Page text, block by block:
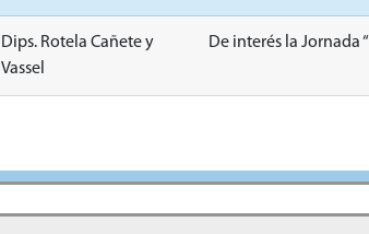
Dips. Rotela Cañete y
Vassel
De interés la Jornada “